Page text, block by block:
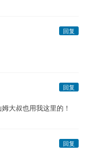
回复
回复
大叔也用我这里的！
回复